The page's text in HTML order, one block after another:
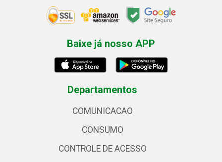
Baixe já nosso APP
Departamentos
COMUNICACAO
CONSUMO
CONTROLE DE ACESSO